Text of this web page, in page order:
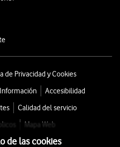
de Privacidad y Cookies
Accesibilidad
Calidad del servicio
Mapa Web
de las cookies